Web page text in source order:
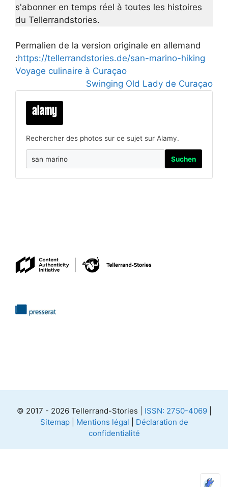
s'abonner en temps réel à toutes les histoires
du Tellerrandstories.
Permalien de la version originale en allemand
:https://tellerrandstories.de/san-marino-hiking
Voyage culinaire à Curaçao
Swinging Old Lady de Curaçao
Rechercher des photos sur ce sujet sur Alamy.
Suchen
© 2017 - 2026 Tellerrand-Stories | ISSN: 2750-4069|
Sitemap| Mentions légal
Déclaration de
confidentialité